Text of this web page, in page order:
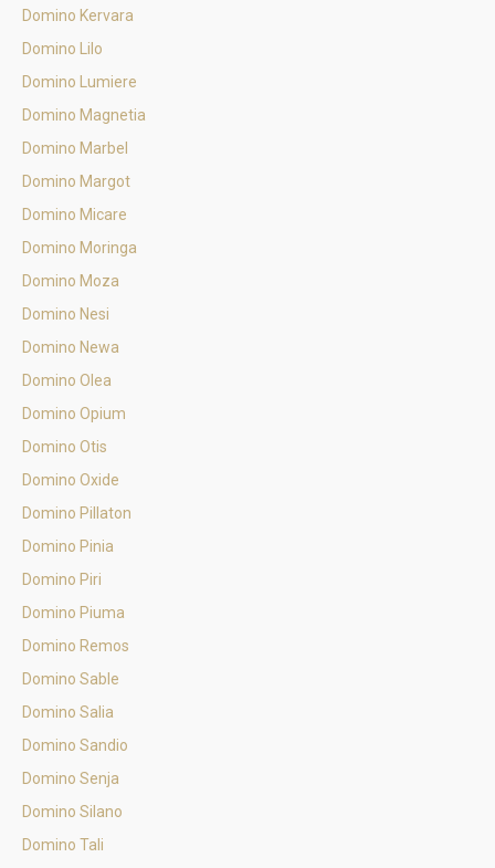
Domino Kervara
Domino Lilo
Domino Lumiere
Domino Magnetia
Domino Marbel
Domino Margot
Domino Micare
Domino Moringa
Domino Moza
Domino Nesi
Domino Newa
Domino Olea
Domino Opium
Domino Otis
Domino Oxide
Domino Pillaton
Domino Pinia
Domino Piri
Domino Piuma
Domino Remos
Domino Sable
Domino Salia
Domino Sandio
Domino Senja
Domino Silano
Domino Tali